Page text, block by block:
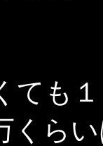
も
くら